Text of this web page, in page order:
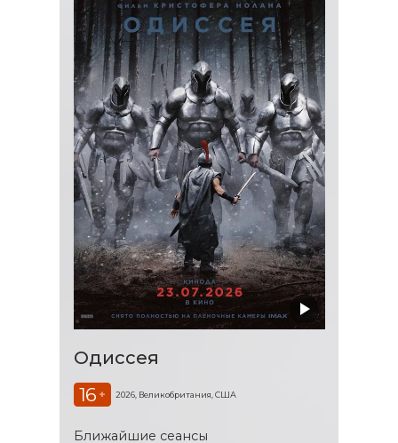
Одиссея
16 + 2026, Великобритания, США
Ближайшие сеансы